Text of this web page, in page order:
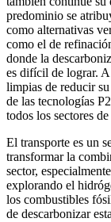
predominio se
como alternativas
como el de
donde la
es difícil de lograr. A
limpias de reducir
de las tecnologías
todos los sectores
El transporte es un
transformar la
sector,
explorando el
los combustibles
de descarbonizar